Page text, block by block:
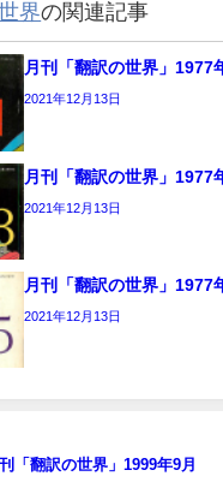
界の関連記事
月刊「翻訳の世界」1977
2021年12月13日
月刊「翻訳の世界」1977
2021年12月13日
月刊「翻訳の世界」1977
2021年12月13日
「翻訳の世界」1999年9月